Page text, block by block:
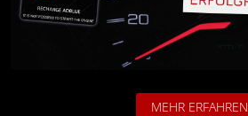
MEHR ERFAHREN